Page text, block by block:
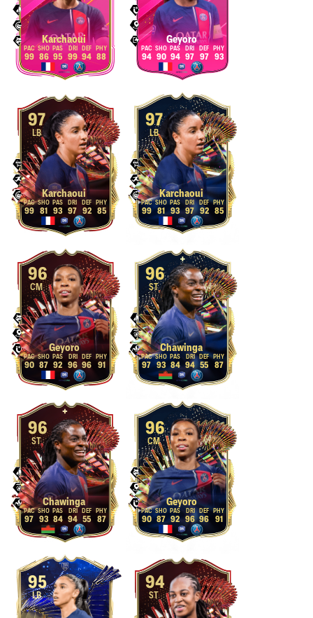
Karchaoui
99 86 95 99 94 88
Geyoro
94 90 94 97 97 93
97
LB
Karchaoui
99 81 93 97 92 85
97
LB
Karchaoui
99 81 93 97 92 85
96
CM
Geyoro
90 87 92 96 96 91
96
ST
Chawinga
97 93 84 94 55 87
96
ST
Chawinga
97 93 84 94 55 87
96
CM
Geyoro
90 87 92 96 96 91
95
LB
94
ST